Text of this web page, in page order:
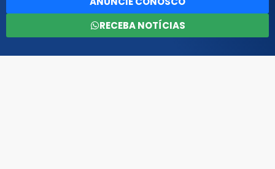
RECEBA NOTÍCIAS